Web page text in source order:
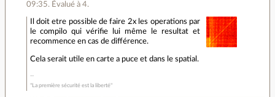
09:35. Évalué à 4.
Il doit etre possible de faire 2x les operations par
le compilo qui vérifie lui même le resultat et
recommence en cas de différence.
Cela serait utile en carte a puce et dans le spatial.
"La première sécurité est la liberté"